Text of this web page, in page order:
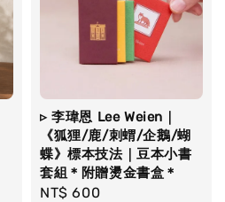
▹ 李瑋恩 Lee Weien｜
《狐狸/鹿/刺蝟/企鵝/蝴
蝶》標本技法｜豆本小書
套組＊附贈燙金書盒＊
Regular
NT$ 600